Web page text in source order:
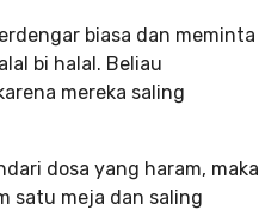
biasa dan meminta
bi halal. Beliau
mereka saling
dosa yang haram, maka
satu meja dan saling